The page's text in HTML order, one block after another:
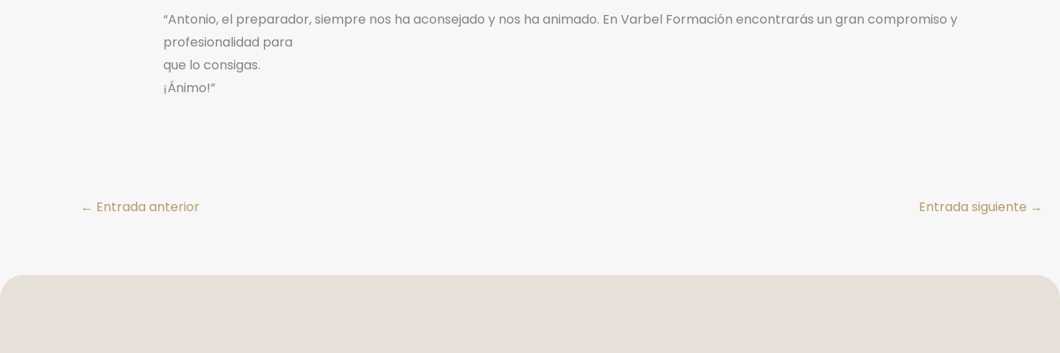
“Antonio, el preparador, siempre nos ha aconsejado y nos ha animado. En Varbel Formación encontrarás un gran compromiso y
profesionalidad para
que lo consigas.
¡Ánimo!”
← Entrada anterior Entrada siguiente →